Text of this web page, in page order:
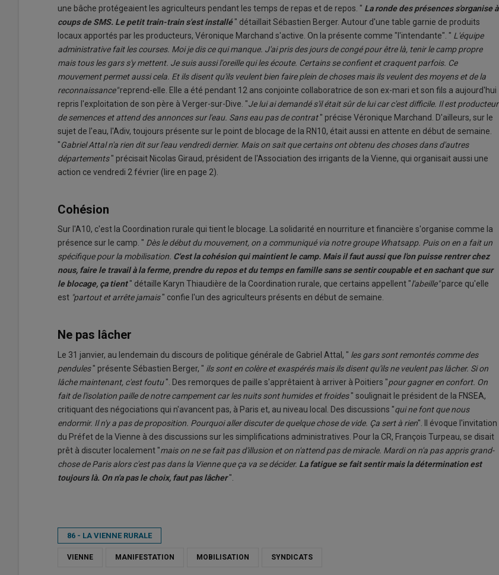
une bâche protégeaient les agriculteurs pendant les temps de repas et de repos. " La ronde des présences s'organise à
coups de SMS. Le petit train-train s'est installé" détaillait Sébastien Berger. Autour d'une table garnie de produits
locaux apportés par les producteurs, Véronique Marchand s'active. On la présente comme "l'intendante". " L'équipe
administrative fait les courses. Moi je dis ce qui manque. J'ai pris des jours de congé pour être là, tenir le camp propre
mais tous les gars s'y mettent. Je suis aussi l'oreille qui les écoute. Certains se confient et craquent parfois. Ce
mouvement permet aussi cela. Et ils disent qu'ils veulent bien faire plein de choses mais ils veulent des moyens et de la
reconnaissance"reprend-elle. Elle a été pendant 12 ans conjointe collaboratrice de son ex-mari et son fils a aujourd'hui
repris l'exploitation de son père à Verger-sur-Dive. "Je lui ai demandé s'il était sûr de lui car c'est difficile. Il est producteur
de semences et attend des annonces sur l'eau. Sans eau pas de contrat" précise Véronique Marchand. D'ailleurs, sur le
sujet de l'eau, l'Adiv, toujours présente sur le point de blocage de la RN10, était aussi en attente en début de semaine.
"Gabriel Attal n'a rien dit sur l'eau vendredi dernier. Mais on sait que certains ont obtenu des choses dans d'autres
départements" précisait Nicolas Giraud, président de l'Association des irrigants de la Vienne, qui organisait aussi une
action ce vendredi 2 février (lire en page 2).
Cohésion
Sur l'A10, c'est la Coordination rurale qui tient le blocage. La solidarité en nourriture et financière s'organise comme la
présence sur le camp. " Dès le début du mouvement, on a communiqué via notre groupe Whatsapp. Puis on en a fait un
spécifique pour la mobilisation. C'est la cohésion qui maintient le camp. Mais il faut aussi que l'on puisse rentrer chez
nous, faire le travail à la ferme, prendre du repos et du temps en famille sans se sentir coupable et en sachant que sur
le blocage, ça tient" détaille Karyn Thiaudière de la Coordination rurale, que certains appellent "l'abeille"parce qu'elle
est "partout et arrête jamais" confie l'un des agriculteurs présents en début de semaine.
Ne pas lâcher
Le 31 janvier, au lendemain du discours de politique générale de Gabriel Attal, " les gars sont remontés comme des
pendules" présente Sébastien Berger, " ils sont en colère et exaspérés mais ils disent qu'ils ne veulent pas lâcher. Si on
lâche maintenant, c'est foutu". Des remorques de paille s'apprêtaient à arriver à Poitiers "pour gagner en confort. On
fait de l'isolation paille de notre campement car les nuits sont humides et froides" soulignait le président de la FNSEA,
critiquant des négociations qui n'avancent pas, à Paris et, au niveau local. Des discussions "qui ne font que nous
endormir. Il n'y a pas de proposition. Pourquoi aller discuter de quelque chose de vide. Ça sert à rien". Il évoque l'invitation
du Préfet de la Vienne à des discussions sur les simplifications administratives. Pour la CR, François Turpeau, se disait
prêt à discuter localement "mais on ne se fait pas d'illusion et on n'attend pas de miracle. Mardi on n'a pas appris grand-
chose de Paris alors c'est pas dans la Vienne que ça va se décider. La fatigue se fait sentir mais la détermination est
toujours là. On n'a pas le choix, faut pas lâcher ".
86 - LA VIENNE RURALE
VIENNE MANIFESTATION MOBILISATION SYNDICATS